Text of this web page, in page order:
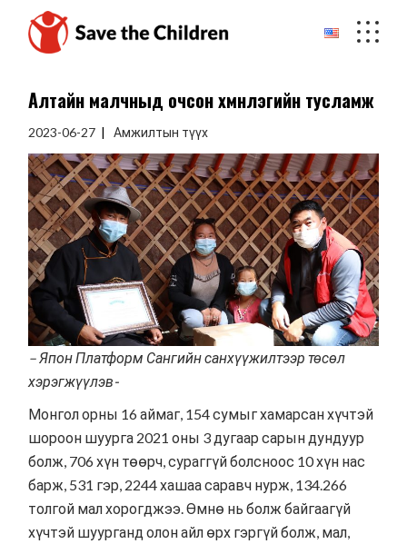
content
Алтайн малчныд очсон хүмүүнлэгийн тусламж
2023-06-27 Амжилтын түүх
– Япон Платформ Сангийн санхүүжилтээр төсөл
хэрэгжүүлэв-
Монгол орны 16 аймаг, 154 сумыг хамарсан хүчтэй
шороон шуурга 2021 оны 3 дугаар сарын дундуур
болж, 706 хүн төөрч, сураггүй болсноос 10 хүн нас
барж, 531 гэр, 2244 хашаа саравч нурж, 134.266
толгой мал хорогджээ. Өмнө нь болж байгаагүй
хүчтэй шуурганд олон айл өрх гэргүй болж, мал,